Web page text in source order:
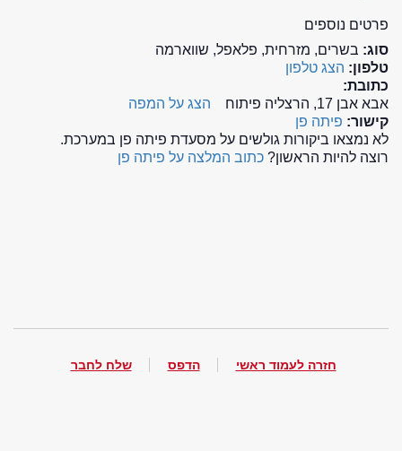
פרטים נוספים
סוג: בשרים, מזרחית, פלאפל, שווארמה
טלפון: הצג טלפון
כתובת:
אבא אבן 17, הרצליה פיתוח
הצג על המפה
קישור: פיתה פן
לא נמצאו ביקורות גולשים על מסעדת פיתה פן במערכת.
רוצה להיות הראשון? כתוב המלצה על פיתה פן
חזרה לעמוד ראשי הדפס שלח לחבר